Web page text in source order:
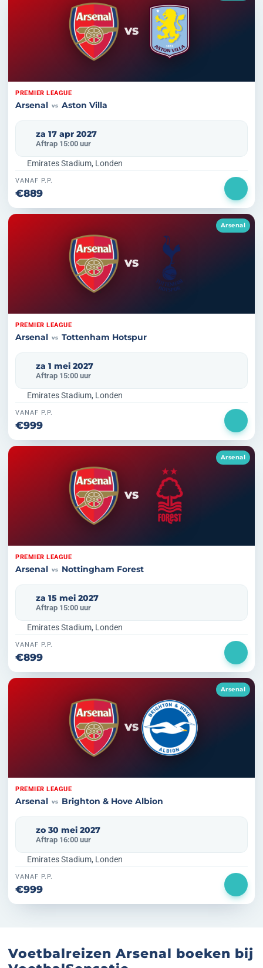
VS
PREMIER LEAGUE
Arsenal vs Aston Villa
za 17 apr 2027
Aftrap 15:00 uur
Emirates Stadium, Londen
VANAF P.P.
€889
Arsenal
VS
PREMIER LEAGUE
Arsenal vs Tottenham Hotspur
za 1 mei 2027
Aftrap 15:00 uur
Emirates Stadium, Londen
VANAF P.P.
€999
Arsenal
VS
PREMIER LEAGUE
Arsenal vs Nottingham Forest
za 15 mei 2027
Aftrap 15:00 uur
Emirates Stadium, Londen
VANAF P.P.
€899
Arsenal
VS
PREMIER LEAGUE
Arsenal vs Brighton & Hove Albion
zo 30 mei 2027
Aftrap 16:00 uur
Emirates Stadium, Londen
VANAF P.P.
€999
Voetbalreizen Arsenal boeken bij